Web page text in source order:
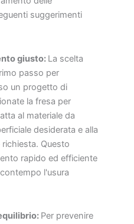
suggerimenti
giusto: La scelta
passo per
un progetto di
la fresa per
al materiale da
desiderata e alla
Questo
rapido ed efficiente
l'usura
Per prevenire